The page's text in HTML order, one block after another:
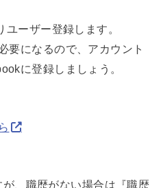
ユーザー登録します。
要になるので、アカウント
に登録しましょう。
、職歴がない場合は『職歴